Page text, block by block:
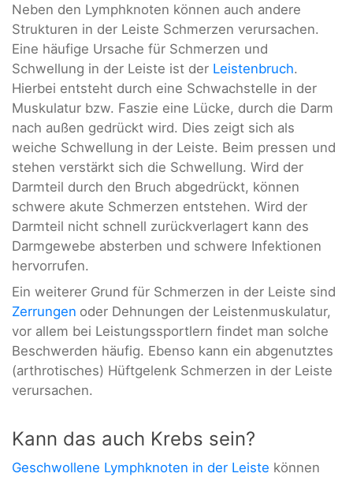
Neben den Lymphknoten können auch andere
Strukturen in der Leiste Schmerzen verursachen.
Eine häufige Ursache für Schmerzen und
Schwellung in der Leiste ist der Leistenbruch.
Hierbei entsteht durch eine Schwachstelle in der
Muskulatur bzw. Faszie eine Lücke, durch die Darm
nach außen gedrückt wird. Dies zeigt sich als
weiche Schwellung in der Leiste. Beim pressen und
stehen verstärkt sich die Schwellung. Wird der
Darmteil durch den Bruch abgedrückt, können
schwere akute Schmerzen entstehen. Wird der
Darmteil nicht schnell zurückverlagert kann des
Darmgewebe absterben und schwere Infektionen
hervorrufen.
Ein weiterer Grund für Schmerzen in der Leiste sind
Zerrungen oder Dehnungen der Leistenmuskulatur,
vor allem bei Leistungssportlern findet man solche
Beschwerden häufig. Ebenso kann ein abgenutztes
(arthrotisches) Hüftgelenk Schmerzen in der Leiste
verursachen.
Kann das auch Krebs sein?
Geschwollene Lymphknoten in der Leiste können